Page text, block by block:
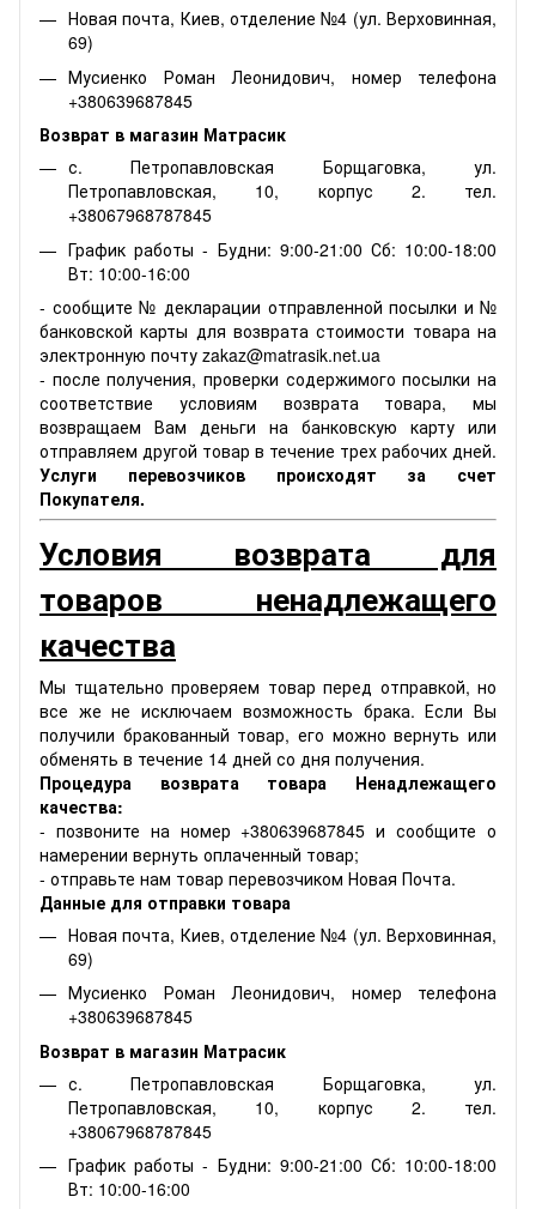
Новая почта, Киев, отделение №4 (ул. Верховинная,
69)
Мусиенко Роман Леонидович, номер телефона
+380639687845
Возврат в магазин Матрасик
с. Петропавловская Борщаговка, ул.
Петропавловская, 10, корпус 2. тел.
+38067968787845
График работы - Будни: 9:00-21:00 Сб: 10:00-18:00
Вт: 10:00-16:00
- сообщите № декларации отправленной посылки и №
банковской карты для возврата стоимости товара на
электронную почту zakaz@matrasik.net.ua
- после получения, проверки содержимого посылки на
соответствие условиям возврата товара, мы
возвращаем Вам деньги на банковскую карту или
отправляем другой товар в течение трех рабочих дней.
Услуги перевозчиков происходят за счет
Покупателя.
Условия возврата для
товаров ненадлежащего
качества
Мы тщательно проверяем товар перед отправкой, но
все же не исключаем возможность брака. Если Вы
получили бракованный товар, его можно вернуть или
обменять в течение 14 дней со дня получения.
Процедура возврата товара Ненадлежащего
качества:
- позвоните на номер +380639687845 и сообщите о
намерении вернуть оплаченный товар;
- отправьте нам товар перевозчиком Новая Почта.
Данные для отправки товара
Новая почта, Киев, отделение №4 (ул. Верховинная,
69)
Мусиенко Роман Леонидович, номер телефона
+380639687845
Возврат в магазин Матрасик
с. Петропавловская Борщаговка, ул.
Петропавловская, 10, корпус 2. тел.
+38067968787845
График работы - Будни: 9:00-21:00 Сб: 10:00-18:00
Вт: 10:00-16:00